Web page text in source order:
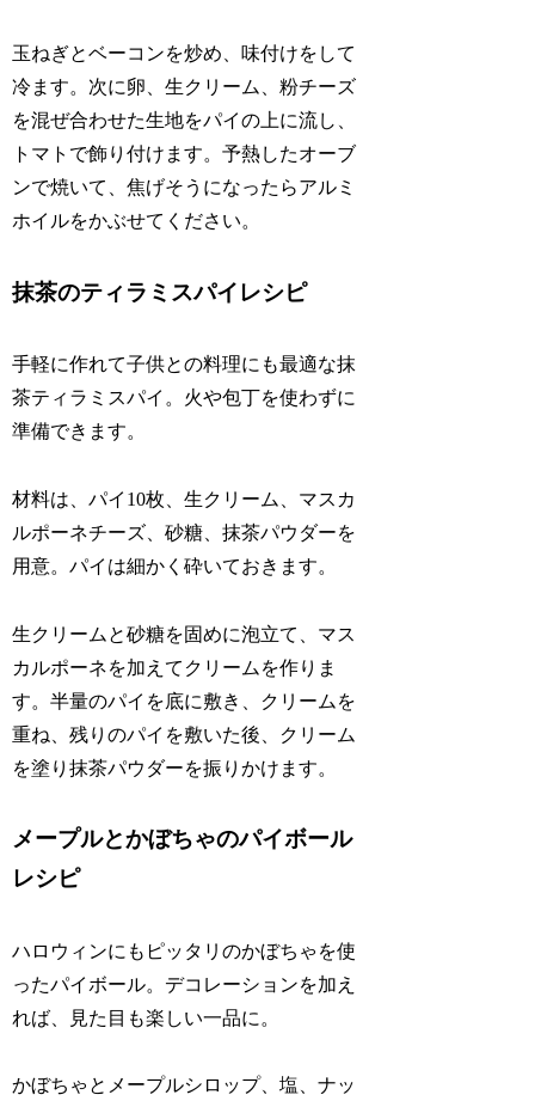
玉ねぎとベーコンを炒め、味付けをして
冷ます。次に卵、生クリーム、粉チーズ
を混ぜ合わせた生地をパイの上に流し、
トマトで飾り付けます。予熱したオーブ
ンで焼いて、焦げそうになったらアルミ
ホイルをかぶせてください。
抹茶のティラミスパイレシピ
手軽に作れて子供との料理にも最適な抹
茶ティラミスパイ。火や包丁を使わずに
準備できます。
材料は、パイ10枚、生クリーム、マスカ
ルポーネチーズ、砂糖、抹茶パウダーを
用意。パイは細かく砕いておきます。
生クリームと砂糖を固めに泡立て、マス
カルポーネを加えてクリームを作りま
す。半量のパイを底に敷き、クリームを
重ね、残りのパイを敷いた後、クリーム
を塗り抹茶パウダーを振りかけます。
メープルとかぼちゃのパイボール
レシピ
ハロウィンにもピッタリのかぼちゃを使
ったパイボール。デコレーションを加え
れば、見た目も楽しい一品に。
かぼちゃとメープルシロップ、塩、ナッ